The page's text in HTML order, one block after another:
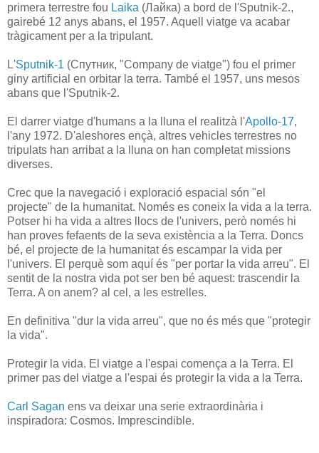
primera terrestre fou Laika (Лайка) a bord de l'Sputnik-2.,
gairebé 12 anys abans, el 1957. Aquell viatge va acabar
tràgicament per a la tripulant.
L'Sputnik-1 (Спутник, "Company de viatge") fou el primer
giny artificial en orbitar la terra. També el 1957, uns mesos
abans que l'Sputnik-2.
El darrer viatge d'humans a la lluna el realitzà l'Apollo-17,
l'any 1972. D'aleshores ençà, altres vehicles terrestres no
tripulats han arribat a la lluna on han completat missions
diverses.
Crec que la navegació i exploració espacial són "el
projecte" de la humanitat. Només es coneix la vida a la terra.
Potser hi ha vida a altres llocs de l'univers, però només hi
han proves fefaents de la seva existència a la Terra. Doncs
bé, el projecte de la humanitat és escampar la vida per
l'univers. El perquè som aquí és "per portar la vida arreu". El
sentit de la nostra vida pot ser ben bé aquest: trascendir la
Terra. A on anem? al cel, a les estrelles.
En definitiva "dur la vida arreu", que no és més que "protegir
la vida".
Protegir la vida. El viatge a l'espai comença a la Terra. El
primer pas del viatge a l'espai és protegir la vida a la Terra.
Carl Sagan ens va deixar una serie extraordinària i
inspiradora: Cosmos. Imprescindible.